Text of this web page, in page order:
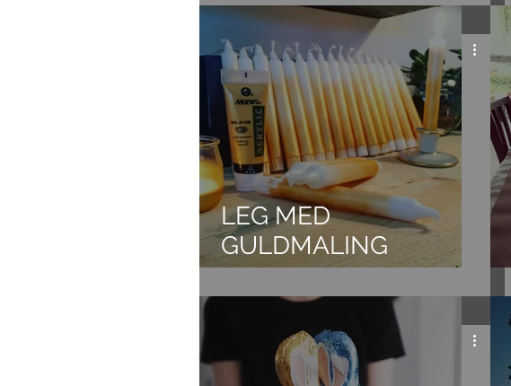
LEG MED
GULDMALING